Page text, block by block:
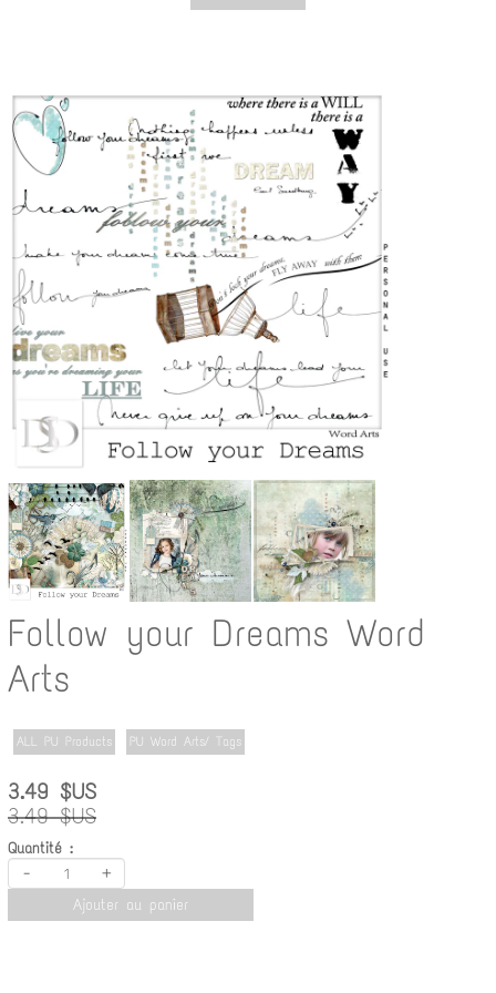
Follow your Dreams Word
Arts
ALL PU Products PU Word Arts/ Tags
3.49 $US
3.49 $US
Quantité :
- +
Ajouter au panier